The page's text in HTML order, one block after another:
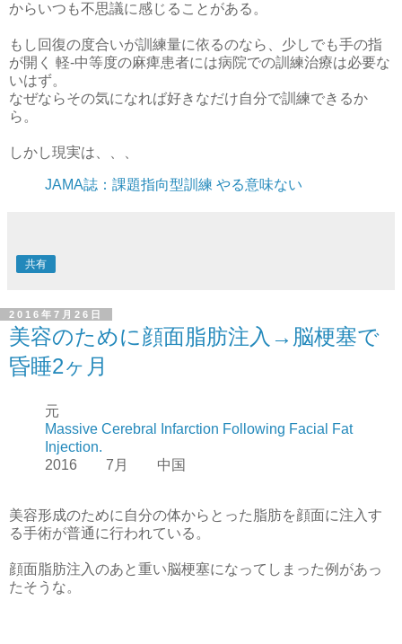
からいつも不思議に感じることがある。
もし回復の度合いが訓練量に依るのなら、少しでも手の指
が開く 軽-中等度の麻痺患者には病院での訓練治療は必要な
いはず。
なぜならその気になれば好きなだけ自分で訓練できるか
ら。
しかし現実は、、、
JAMA誌：課題指向型訓練 やる意味ない
共有
2016年7月26日
美容のために顔面脂肪注入→脳梗塞で
昏睡2ヶ月
元
Massive Cerebral Infarction Following Facial Fat
Injection.
2016 7月 中国
美容形成のために自分の体からとった脂肪を顔面に注入す
る手術が普通に行われている。
顔面脂肪注入のあと重い脳梗塞になってしまった例があっ
たそうな。